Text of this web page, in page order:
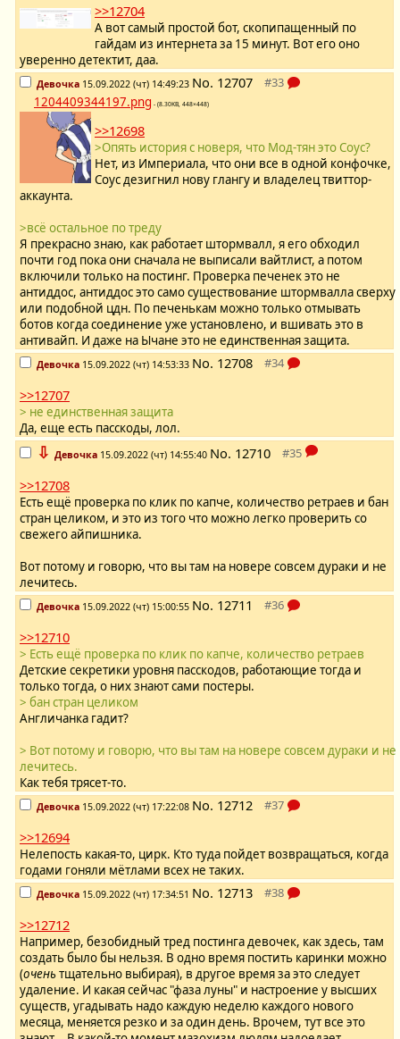
>>12704
А вот самый простой бот, скопипащенный по
гайдам из интернета за 15 минут. Вот его оно
уверенно детектит, даа.
Девочка 15.09.2022 (чт) 14:49:23 No. 12707
1204409344197.png - (8.30KB, 448×448)
>>12698
>Опять история с новеря, что Мод-тян это Соус?
Нет, из Империала, что они все в одной конфочке,
Соус дезигнил нову глангу и владелец твиттор-
аккаунта.
>всё остальное по треду
Я прекрасно знаю, как работает штормвалл, я его обходил
почти год пока они сначала не выписали вайтлист, а потом
включили только на постинг. Проверка печенек это не
антиддос, антиддос это само существование штормвалла сверху
или подобной цдн. По печенькам можно только отмывать
ботов когда соединение уже установлено, и вшивать это в
антивайп. И даже на Ычане это не единственная защита.
Девочка 15.09.2022 (чт) 14:53:33 No. 12708
>>12707
> не единственная защита
Да, еще есть пасскоды, лол.
⇩ Девочка 15.09.2022 (чт) 14:55:40 No. 12710
>>12708
Есть ещё проверка по клик по капче, количество ретраев и бан
стран целиком, и это из того что можно легко проверить со
свежего айпишника.
Вот потому и говорю, что вы там на новере совсем дураки и не
лечитесь.
Девочка 15.09.2022 (чт) 15:00:55 No. 12711
>>12710
> Есть ещё проверка по клик по капче, количество ретраев
Детские секретики уровня пасскодов, работающие тогда и
только тогда, о них знают сами постеры.
> бан стран целиком
Англичанка гадит?
> Вот потому и говорю, что вы там на новере совсем дураки и не
лечитесь.
Как тебя трясет-то.
Девочка 15.09.2022 (чт) 17:22:08 No. 12712
>>12694
Нелепость какая-то, цирк. Кто туда пойдет возвращаться, когда
годами гоняли мётлами всех не таких.
Девочка 15.09.2022 (чт) 17:34:51 No. 12713
>>12712
Например, безобидный тред постинга девочек, как здесь, там
создать было бы нельзя. В одно время постить каринки можно
(оченьтщательно выбирая), в другое время за это следует
удаление. И какая сейчас "фаза луны" и настроение у высших
существ, угадывать надо каждую неделю каждого нового
месяца, меняется резко и за один день. Врочем, тут все это